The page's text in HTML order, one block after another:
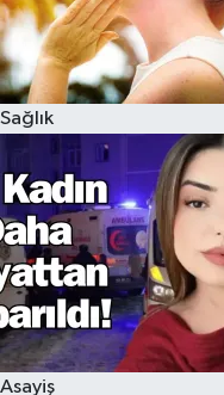
Sağlık
Asayiş